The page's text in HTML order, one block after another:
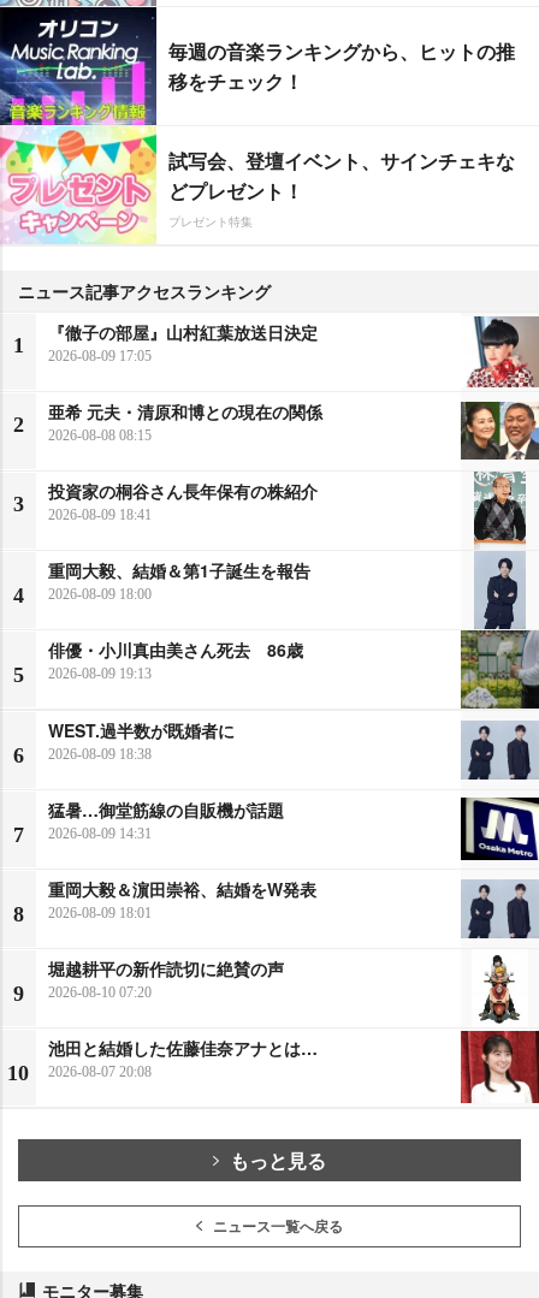
毎週の音楽ランキングから、ヒットの推
移をチェック！
試写会、登壇イベント、サインチェキな
どプレゼント！
プレゼント特集
ニュース記事アクセスランキング
1
『徹子の部屋』山村紅葉放送日決定
2026-08-09 17:05
2
亜希 元夫・清原和博との現在の関係
2026-08-08 08:15
3
投資家の桐谷さん長年保有の株紹介
2026-08-09 18:41
4
重岡大毅、結婚＆第1子誕生を報告
2026-08-09 18:00
5
俳優・小川真由美さん死去 86歳
2026-08-09 19:13
6
WEST.過半数が既婚者に
2026-08-09 18:38
7
猛暑…御堂筋線の自販機が話題
2026-08-09 14:31
8
重岡大毅＆濵田崇裕、結婚をW発表
2026-08-09 18:01
9
堀越耕平の新作読切に絶賛の声
2026-08-10 07:20
10
池田と結婚した佐藤佳奈アナとは…
2026-08-07 20:08
もっと見る
ニュース一覧へ戻る
モニター募集